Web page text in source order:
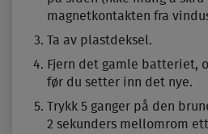
magnet­kontakten fra
Ta av plastdeksel.
Fjern det gamle batteriet,
før du setter inn det nye.
Trykk 5 ganger på den
2 sekunders mellomrom